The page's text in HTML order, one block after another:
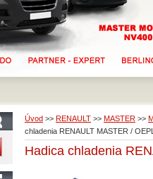
Úvod >> RENAULT >> MASTER >>
chladenia RENAULT MASTER /
Hadica chladenia